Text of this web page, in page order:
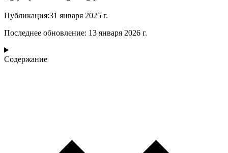
Публикация:31 января 2025 г.
Последнее обновление: 13 января 2026 г.
Содержание